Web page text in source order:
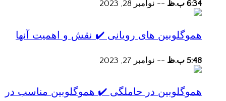
6:34 ب.ظ -- نوامبر 28, 2023
هموگلوبین های رویانی ✔️ نقش و اهمیت آنها
5:48 ب.ظ -- نوامبر 27, 2023
هموگلوبین در حاملگی ✔️ هموگلوبین مناسب در